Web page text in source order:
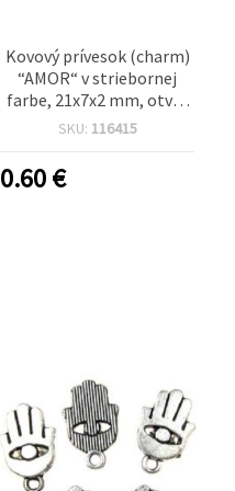
Kovový prívesok (charm)
“AMOR“ v striebornej
farbe, 21x7x2 mm, otvor
2,5 mm - 10 ks
SKU: 116415
0.60€